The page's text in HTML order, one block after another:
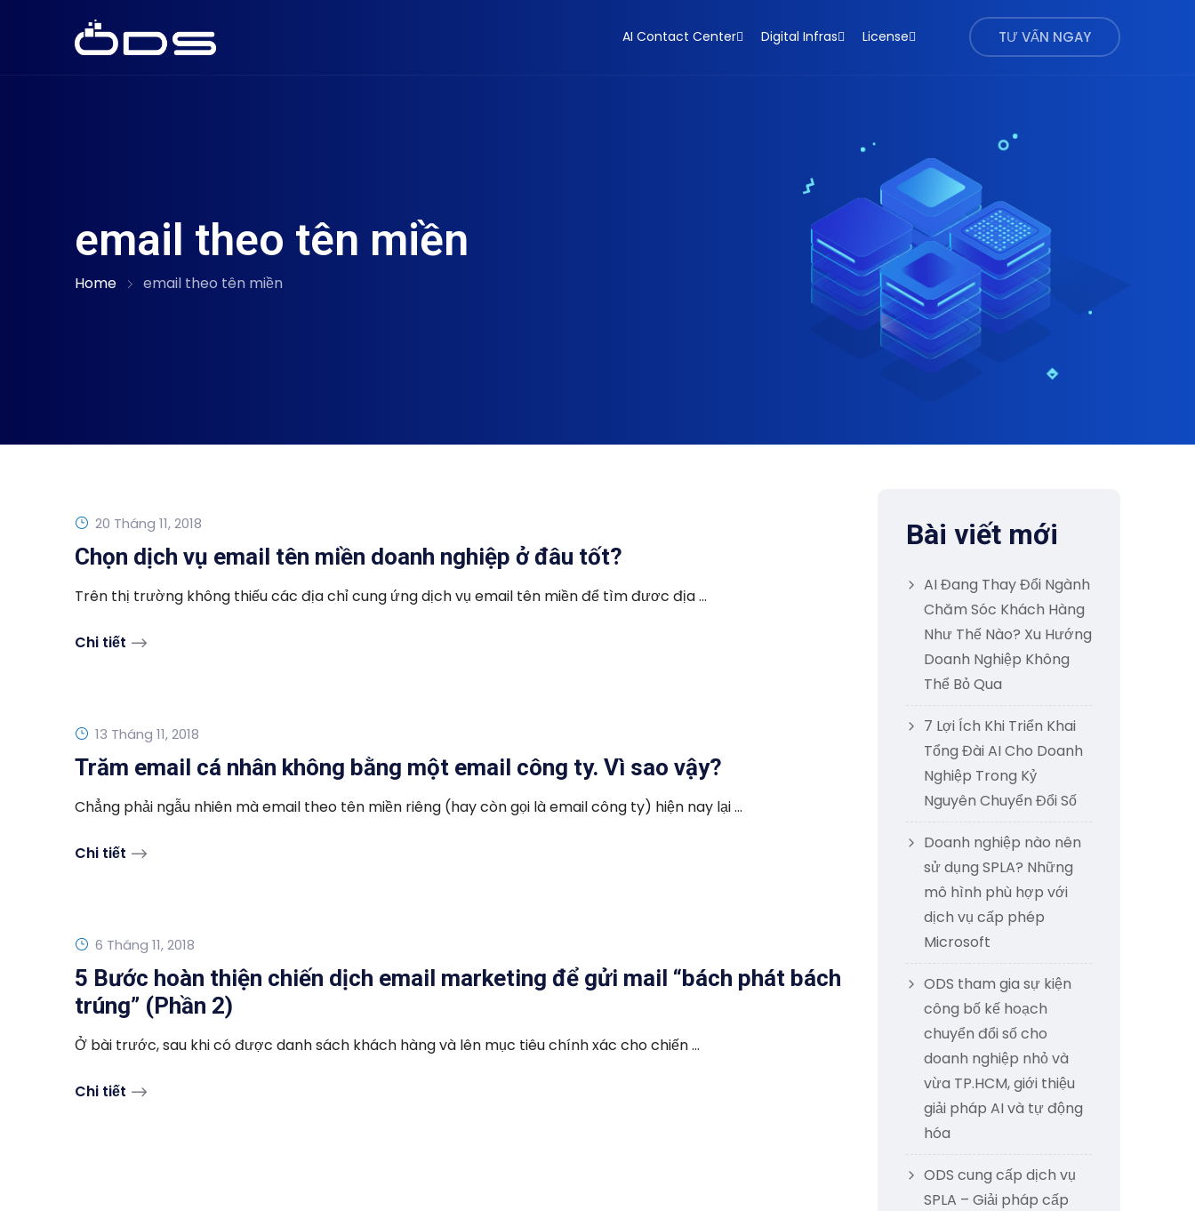
AI Contact Center Digital Infras License TƯ VẤN NGAY
email theo tên miền
Home email theo tên miền
20 Tháng 11, 2018
Chọn dịch vụ email tên miền doanh nghiệp ở đâu tốt?
Trên thị trường không thiếu các địa chỉ cung ứng dịch vụ email tên miền để tìm đươc địa ...
Chi tiết
13 Tháng 11, 2018
Trăm email cá nhân không bằng một email công ty. Vì sao vậy?
Chẳng phải ngẫu nhiên mà email theo tên miền riêng (hay còn gọi là email công ty) hiện nay lại ...
Chi tiết
6 Tháng 11, 2018
5 Bước hoàn thiện chiến dịch email marketing để gửi mail “bách phát bách
trúng” (Phần 2)
Ở bài trước, sau khi có được danh sách khách hàng và lên mục tiêu chính xác cho chiến ...
Chi tiết
Bài viết mới
AI Đang Thay Đổi Ngành
Chăm Sóc Khách Hàng
Như Thế Nào? Xu Hướng
Doanh Nghiệp Không
Thể Bỏ Qua
7 Lợi Ích Khi Triển Khai
Tổng Đài AI Cho Doanh
Nghiệp Trong Kỷ
Nguyên Chuyển Đổi Số
Doanh nghiệp nào nên
sử dụng SPLA? Những
mô hình phù hợp với
dịch vụ cấp phép
Microsoft
ODS tham gia sự kiện
công bố kế hoạch
chuyển đổi số cho
doanh nghiệp nhỏ và
vừa TP.HCM, giới thiệu
giải pháp AI và tự động
hóa
ODS cung cấp dịch vụ
SPLA – Giải pháp cấp